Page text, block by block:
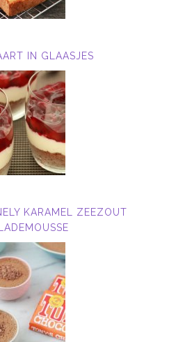
IN GLAASJES
KARAMEL ZEEZOUT